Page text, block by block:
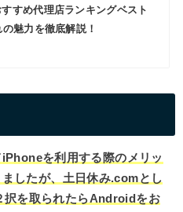
すめ代理店ランキングベスト
魅力を徹底解説！
を利用する際のメリッ
したが、土日休み.comとし
を取られたらAndroidをお